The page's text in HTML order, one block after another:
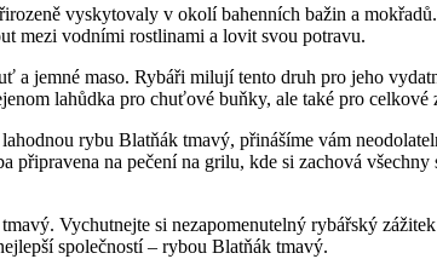
vyskytovaly v okolí bahenních bažin a
mezi vodními rostlinami a lovit svou potravu.
a jemné maso. Rybáři milují tento druh pro jeho
lahůdka pro chuťové buňky, ale také pro celkové
rybu Blatňák tmavý, přinášíme vám
připravena na pečení na grilu, kde si zachová
Vychutnejte si nezapomenutelný rybářský
společností – rybou Blatňák tmavý.